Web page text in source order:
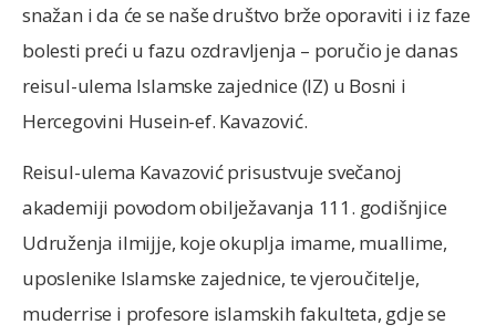
snažan i da će se naše društvo brže oporaviti i iz faze
bolesti preći u fazu ozdravljenja – poručio je danas
reisul-ulema Islamske zajednice (IZ) u Bosni i
Hercegovini Husein-ef. Kavazović.
Reisul-ulema Kavazović prisustvuje svečanoj
akademiji povodom obilježavanja 111. godišnjice
Udruženja ilmijje, koje okuplja imame, muallime,
uposlenike Islamske zajednice, te vjeroučitelje,
muderrise i profesore islamskih fakulteta, gdje se